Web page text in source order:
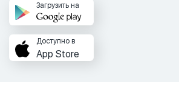
Загрузить на
Доступно в
App Store